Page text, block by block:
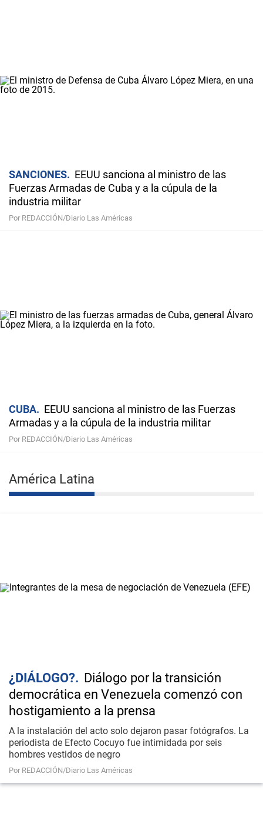
SANCIONES
EEUU sanciona al ministro de las
Fuerzas Armadas de Cuba y a la cúpula de la
industria militar
Por REDACCIÓN/Diario Las Américas
CUBA
EEUU sanciona al ministro de las Fuerzas
Armadas y a la cúpula de la industria militar
Por REDACCIÓN/Diario Las Américas
América Latina
¿DIÁLOGO?
Diálogo por la transición
democrática en Venezuela comenzó con
hostigamiento a la prensa
A la instalación del acto solo dejaron pasar fotógrafos. La
periodista de Efecto Cocuyo fue intimidada por seis
hombres vestidos de negro
Por REDACCIÓN/Diario Las Américas